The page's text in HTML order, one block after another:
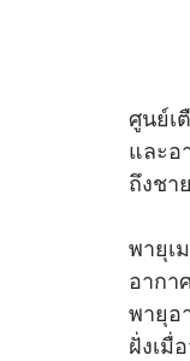
สงวนลิข
ศูนย์เ
และอ
ถึงชา
พายุเ
อากา
พายุอ
ฝั่งเมื่